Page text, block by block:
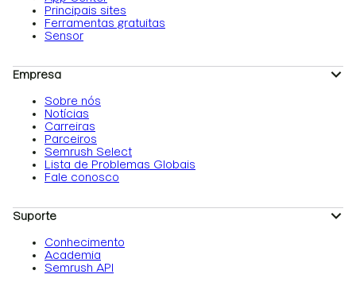
Principais sites
Ferramentas gratuitas
Sensor
Empresa
Sobre nós
Notícias
Carreiras
Parceiros
Semrush Select
Lista de Problemas Globais
Fale conosco
Suporte
Conhecimento
Academia
Semrush API